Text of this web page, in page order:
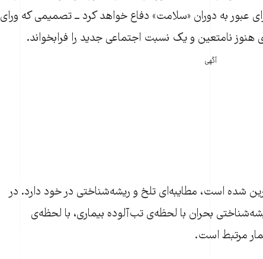
عبور به دوران «سلامت» دفاع خواهد کرد ــ تصمیمی که ورای
هنوز نامتعین و یک نسبت اجتماعی جدید را فرابخواند.
آگهی
بیماری کووید-‌۱۹ بحران‌آفرین شده است،‌ مطایبه‌ای تلخ و ریشه‌شناختی در خود دارد. در
بحران با لحظه‌‌ی تب‌آلوده بیماری،‌ با لحظه‌ی
مرتبط است.